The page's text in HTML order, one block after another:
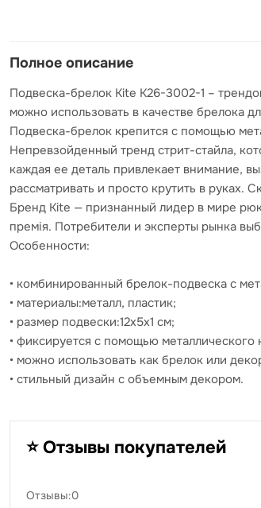
Полное описание
Подвеска-брелок Kite K26-3002-1 –
можно использовать в качестве брелока
Подвеска-брелок крепится с помощью
Непревзойденный тренд стрит-стайла,
каждая ее деталь привлекает внимание,
рассматривать и просто крутить в
Бренд Kite — признанный лидер в мире
премія. Потребители и эксперты рынка
Особенности:
• комбинированный брелок-подвеска с
• материалы:металл, пластик;
• размер подвески:12x5x1 см;
• фиксируется с помощью
• можно использовать как брелок или
• стильный дизайн с объемным декором.
⭐ Отзывы покупателей
Отзывы:0